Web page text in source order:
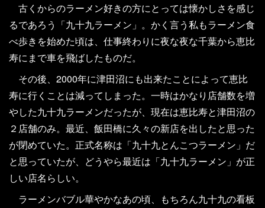
古くからのラーメン好きの方にとっては懐かしさを感じ
るであろう「九十九ラーメン」。かく言う私もラーメン食
べ歩きを始めた頃は、仕事終わりに夜な夜な千葉から恵比
寿にまで車を飛ばしたものだ。
その後、2000年に津田沼にも出来たことによって恵比
寿に行くことは減ってしまった。一時はかなり店舗数を増
やした九十九ラーメンだったが、現在は恵比寿と津田沼の
２店舗のみ。最近、飯田橋に久々の新店を出したと思った
が閉めていた。正式名称は「九十九とんこつラーメン」だ
と思っていたが、どうやら最近は「九十九ラーメン」が正
しい店名らしい。
ラーメンバブル華やかなあの頃、もちろん九十九の看板